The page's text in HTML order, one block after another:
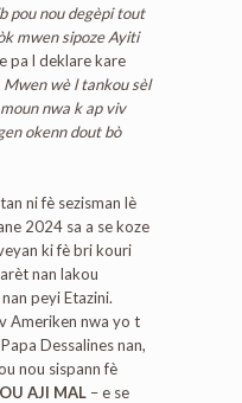
pou nou degèpi tout
mwen sipoze Ayiti
pa l deklare kare
wè l tankou sèl
nwa k ap viv
okenn dout bò
ni fè sezisman lè
2024 sa a se koze
ki fè bri kouri
nan lakou
peyi Etazini.
Ameriken nwa yo t
Dessalines nan,
nou sispann fè
AJI MAL – e se